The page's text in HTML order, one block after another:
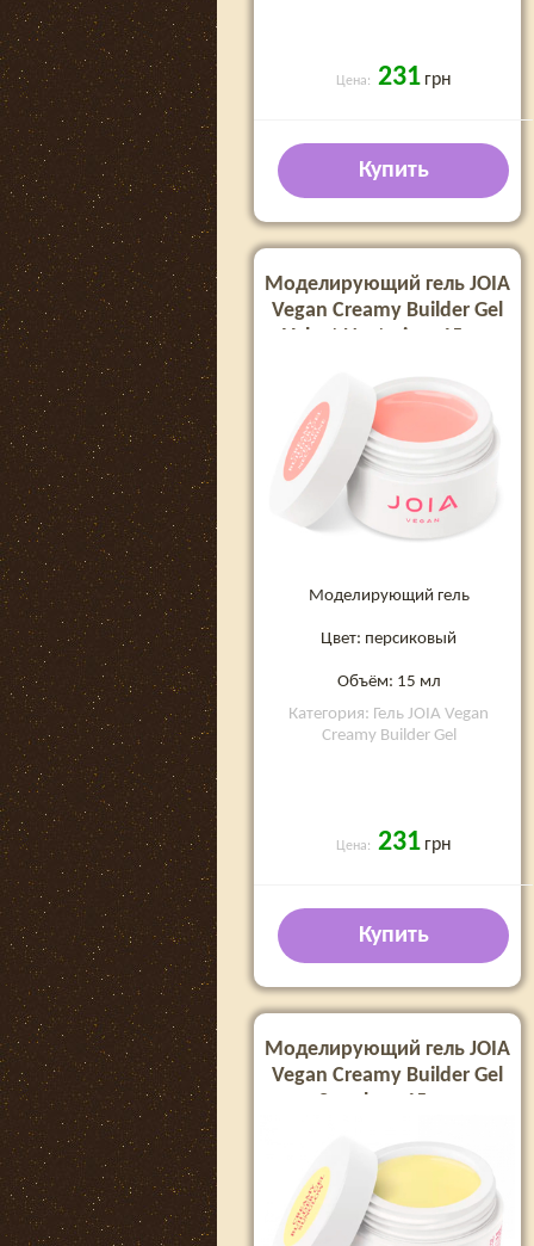
Цена: 231 грн
Купить
Моделирующий гель JOIA
Vegan Creamy Builder Gel
Velvet Nectarine, 15 мл
Моделирующий гель
Цвет: персиковый
Объём: 15 мл
Категория: Гель JOIA Vegan
Creamy Builder Gel
Цена: 231 грн
Купить
Моделирующий гель JOIA
Vegan Creamy Builder Gel
Sunglow, 15 мл